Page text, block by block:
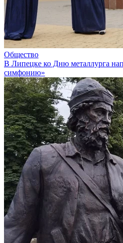
Общество
В Липецке ко Дню металлурга
симфонию»